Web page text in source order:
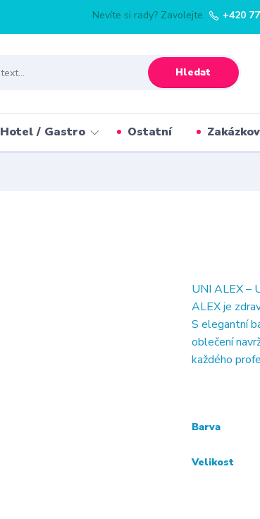
Hledat
Nevíte si rady? Zavolejte. +420
Hotel / Gastro Ostatní
UNI ALEX –
ALEX je
S elegantní
oblečení
každého
Barva
Velikost